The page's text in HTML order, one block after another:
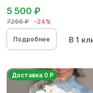
7266 ₽ -24%
5 500 ₽
Подробнее В 1
Доставка 0 Р